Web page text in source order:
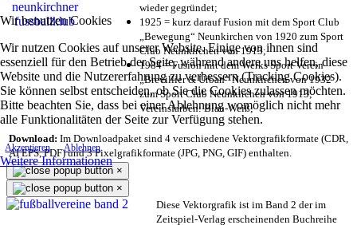
Wir benutzen Cookies
Wir nutzen Cookies auf unserer Website. Einige von ihnen sind
essenziell für den Betrieb der Seite, während andere uns helfen, diese
Website und die Nutzererfahrung zu verbessern (Tracking Cookies).
Sie können selbst entscheiden, ob Sie die Cookies zulassen möchten.
Bitte beachten Sie, dass bei einer Ablehnung womöglich nicht mehr
alle Funktionalitäten der Seite zur Verfügung stehen.
Akzeptieren Ablehnen
Weitere Informationen
wieder gegründet;
1925 = kurz darauf Fusion mit dem Sport Club
„Bewegung“ Neunkirchen von 1920 zum Sport
Club Neunkirchen von 1913;
1984 = Fusion mit dem Werks Sport Verein
„Brevillier & Urban“ Neunkirchen von 1932
zum Sport Club Neunkirchen von 1913;
Vereinsfarben: Blau-Weiß;
Download: Im Downloadpaket sind 4 verschiedene Vektorgrafikformate (CDR,
AI EPS, PDF) und 3 Pixelgrafikformate (JPG, PNG, GIF) enthalten.
×
×
Diese Vektorgrafik ist im Band 2 der im
Zeitspiel-Verlag erscheinenden Buchreihe